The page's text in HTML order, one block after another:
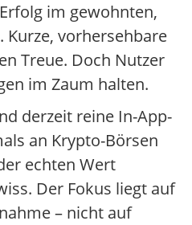
im gewohnten,
Kurze, vorhersehbare
Treue. Doch Nutzer
im Zaum halten.
derzeit reine In-App-
an Krypto-Börsen
echten Wert
Der Fokus liegt auf
– nicht auf